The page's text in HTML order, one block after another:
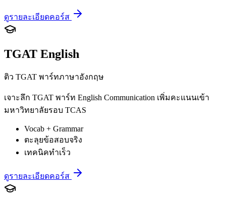
ดูรายละเอียดคอร์ส
TGAT English
ติว TGAT พาร์ทภาษาอังกฤษ
เจาะลึก TGAT พาร์ท English Communication เพิ่มคะแนนเข้า
มหาวิทยาลัยรอบ TCAS
Vocab + Grammar
ตะลุยข้อสอบจริง
เทคนิคทำเร็ว
ดูรายละเอียดคอร์ส